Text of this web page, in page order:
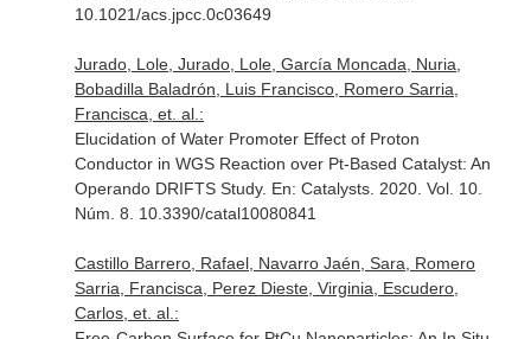
10.1021/acs.jpcc.0c03649
Jurado, Lole, Jurado, Lole, García Moncada, Nuria,
Bobadilla Baladrón, Luis Francisco, Romero Sarria,
Francisca, et. al.:
Elucidation of Water Promoter Effect of Proton
Conductor in WGS Reaction over Pt-Based Catalyst: An
Operando DRIFTS Study. En: Catalysts. 2020. Vol. 10.
Núm. 8. 10.3390/catal10080841
Castillo Barrero, Rafael, Navarro Jaén, Sara, Romero
Sarria, Francisca, Perez Dieste, Virginia, Escudero,
Carlos, et. al.: